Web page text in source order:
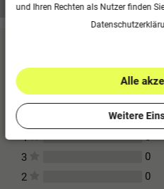
Für diesen Artikel erfolgte
Kundenbewertung.
0
4
0
3
0
2
0
und Ihren Rechten als Nutzer finden
Alle
Weitere